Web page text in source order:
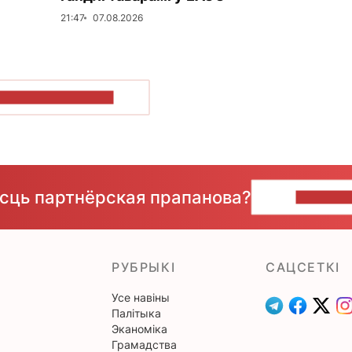
21:47 07.08.2026
партнёрская прапанова?
РУБРЫКІ
Усе навіны
Палітыка
Эканоміка
Грамадства
САЦСЕТКІ